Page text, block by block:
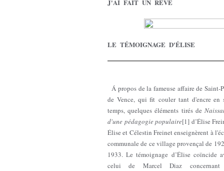
J'AI FAIT UN RÊVE
LE TÉMOIGNAGE D'ÉLISE
Á propos de la fameuse affaire de Saint-
de Vence, qui fit couler tant d'encre en
temps, quelques éléments tirés de
d'une pédagogie populaire[1] d’Élise
Élise et Célestin Freinet enseignèrent à
communale de ce village provençal de
1933. Le témoignage d’Élise coïncide
celui de Marcel Diaz